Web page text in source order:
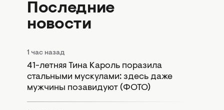
Последние
новости
1 час назад
41-летняя Тина Кароль поразила
стальными мускулами: здесь даже
мужчины позавидуют (ФОТО)